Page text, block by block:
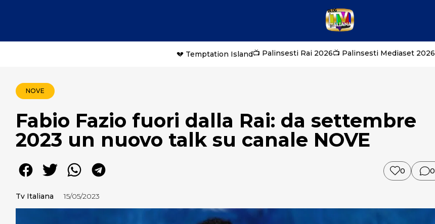
💔 Temptation Island📺 Palinsesti Rai 2026📺 Palinsesti Mediaset 2026
NOVE
Fabio Fazio fuori dalla Rai: da settembre
2023 un nuovo talk su canale NOVE
0 0
Tv Italiana 15/05/2023